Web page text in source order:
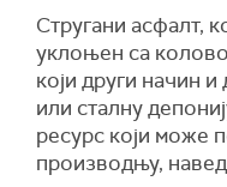
Стругани асфалт,
уклоњен са
који други начин
или сталну
ресурс који може
производњу,